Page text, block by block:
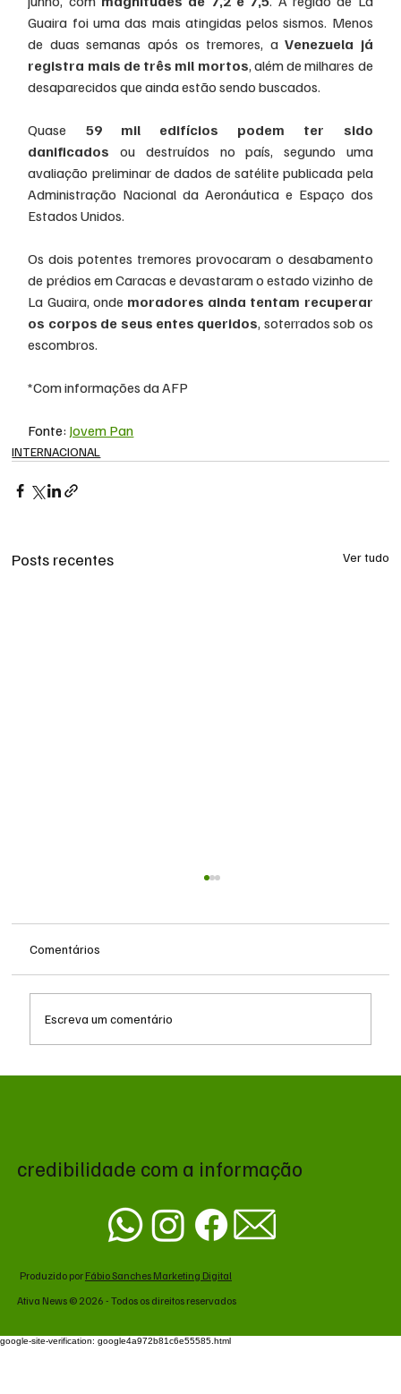
Guaira foi uma das mais atingidas pelos sismos. Menos
de duas semanas após os tremores, a Venezuela já
registra mais de três mil mortos, além de milhares de
desaparecidos que ainda estão sendo buscados.
Quase 59 mil edifícios podem ter sido
danificados ou destruídos no país, segundo uma
avaliação preliminar de dados de satélite publicada pela
Administração Nacional da Aeronáutica e Espaço dos
Estados Unidos.
Os dois potentes tremores provocaram o desabamento
de prédios em Caracas e devastaram o estado vizinho de
La Guaira, onde moradores ainda tentam recuperar
os corpos de seus entes queridos, soterrados sob os
escombros.
*Com informações da AFP
Fonte: Jovem Pan
INTERNACIONAL
Posts recentes Ver tudo
Comentários
Escreva um comentário
credibilidade com a informação
Produzido por Fábio Sanches Marketing Digital
Ativa News © 2026 - Todos os direitos reservados
google-site-verification: google4a972b81c6e55585.html